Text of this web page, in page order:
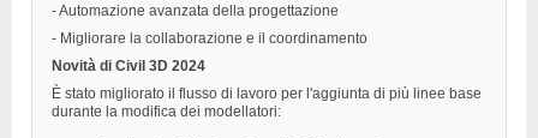
- Automazione avanzata della progettazione
- Migliorare la collaborazione e il coordinamento
Novità di Civil 3D 2024
È stato migliorato il flusso di lavoro per l'aggiunta di più linee base
durante la modifica dei modellatori: